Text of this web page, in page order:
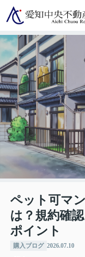
ペット可マ
は？規約確
ポイント
購入ブログ 2026.07.10